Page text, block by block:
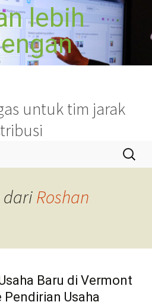
lebih
untuk tim jarak
Cari
untuk:
dariRoshan
Baru di Vermont
Usaha